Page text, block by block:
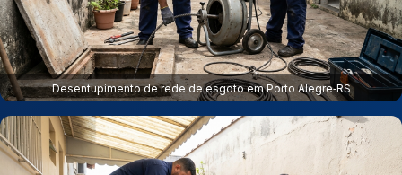
Desentupimento de rede de esgoto em Porto Alegre‑RS